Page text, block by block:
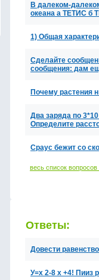
В далеком-
океана а ТЕТИС
1) Общая
Сделайте
сообщения: дам
Почему растения
Два заряда по
Определите
Сраус бежит со
весь список вопросов
Ответы:
Довести
У=х 2-8 х +4! Пииз